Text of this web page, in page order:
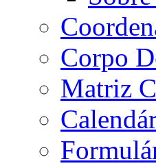
Corpo
Matriz